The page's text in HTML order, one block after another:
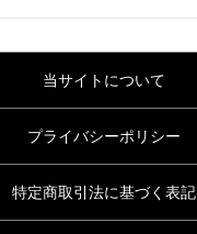
当サイトについて
プライバシーポリシー
特定商取引法に基づく表記